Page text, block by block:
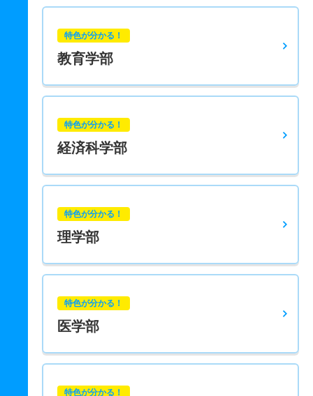
特色が分かる！
教育学部
特色が分かる！
経済科学部
特色が分かる！
理学部
特色が分かる！
医学部
特色が分かる！